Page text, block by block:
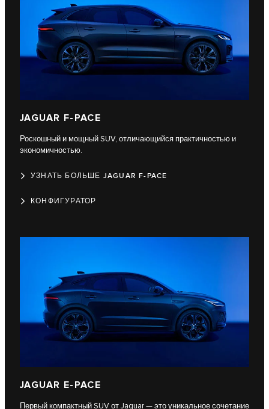
JAGUAR F-PACE
Роскошный и мощный SUV, отличающийся практичностью и
экономичностью.
УЗНАТЬ БОЛЬШЕ JAGUAR F-PACE
КОНФИГУРАТОР
JAGUAR E-PACE
Первый компактный SUV от Jaguar — это уникальное сочетание